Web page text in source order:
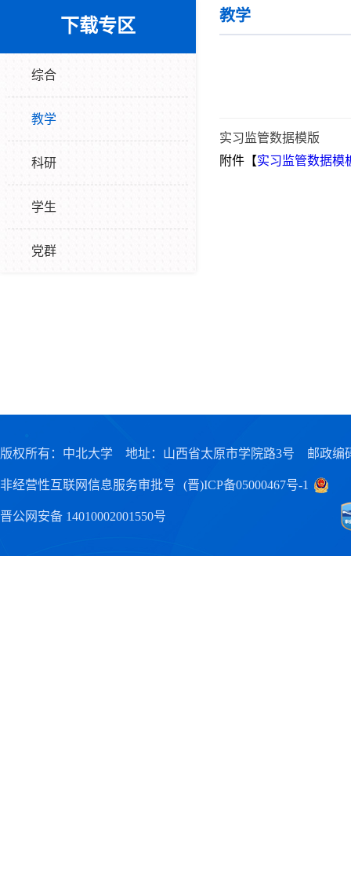
下载专区
综合
教学
科研
学生
党群
教学
实习监管数据模版
附件【实习监管数据模
版权所有：中北大学 地址：山西省太原市学院路3号 邮政编
非经营性互联网信息服务审批号 (晋)ICP备05000467号-1
晋公网安备 14010002001550号